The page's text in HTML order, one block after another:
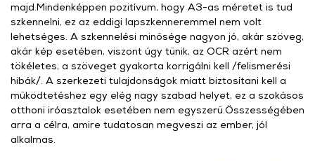
majd.Mindenképpen pozitívum, hogy A3-as méretet is tud
szkennelni, ez az eddigi lapszkenneremmel nem volt
lehetséges. A szkennelési minősége nagyon jó, akár szöveg,
akár kép esetében, viszont úgy tűnik, az OCR azért nem
tökéletes, a szöveget gyakorta korrigálni kell /felismerési
hibák/. A szerkezeti tulajdonságok miatt biztosítani kell a
működtetéshez egy elég nagy szabad helyet, ez a szokásos
otthoni iróasztalok esetében nem egyszerű.Összességében
arra a célra, amire tudatosan megveszi az ember, jól
alkalmas.